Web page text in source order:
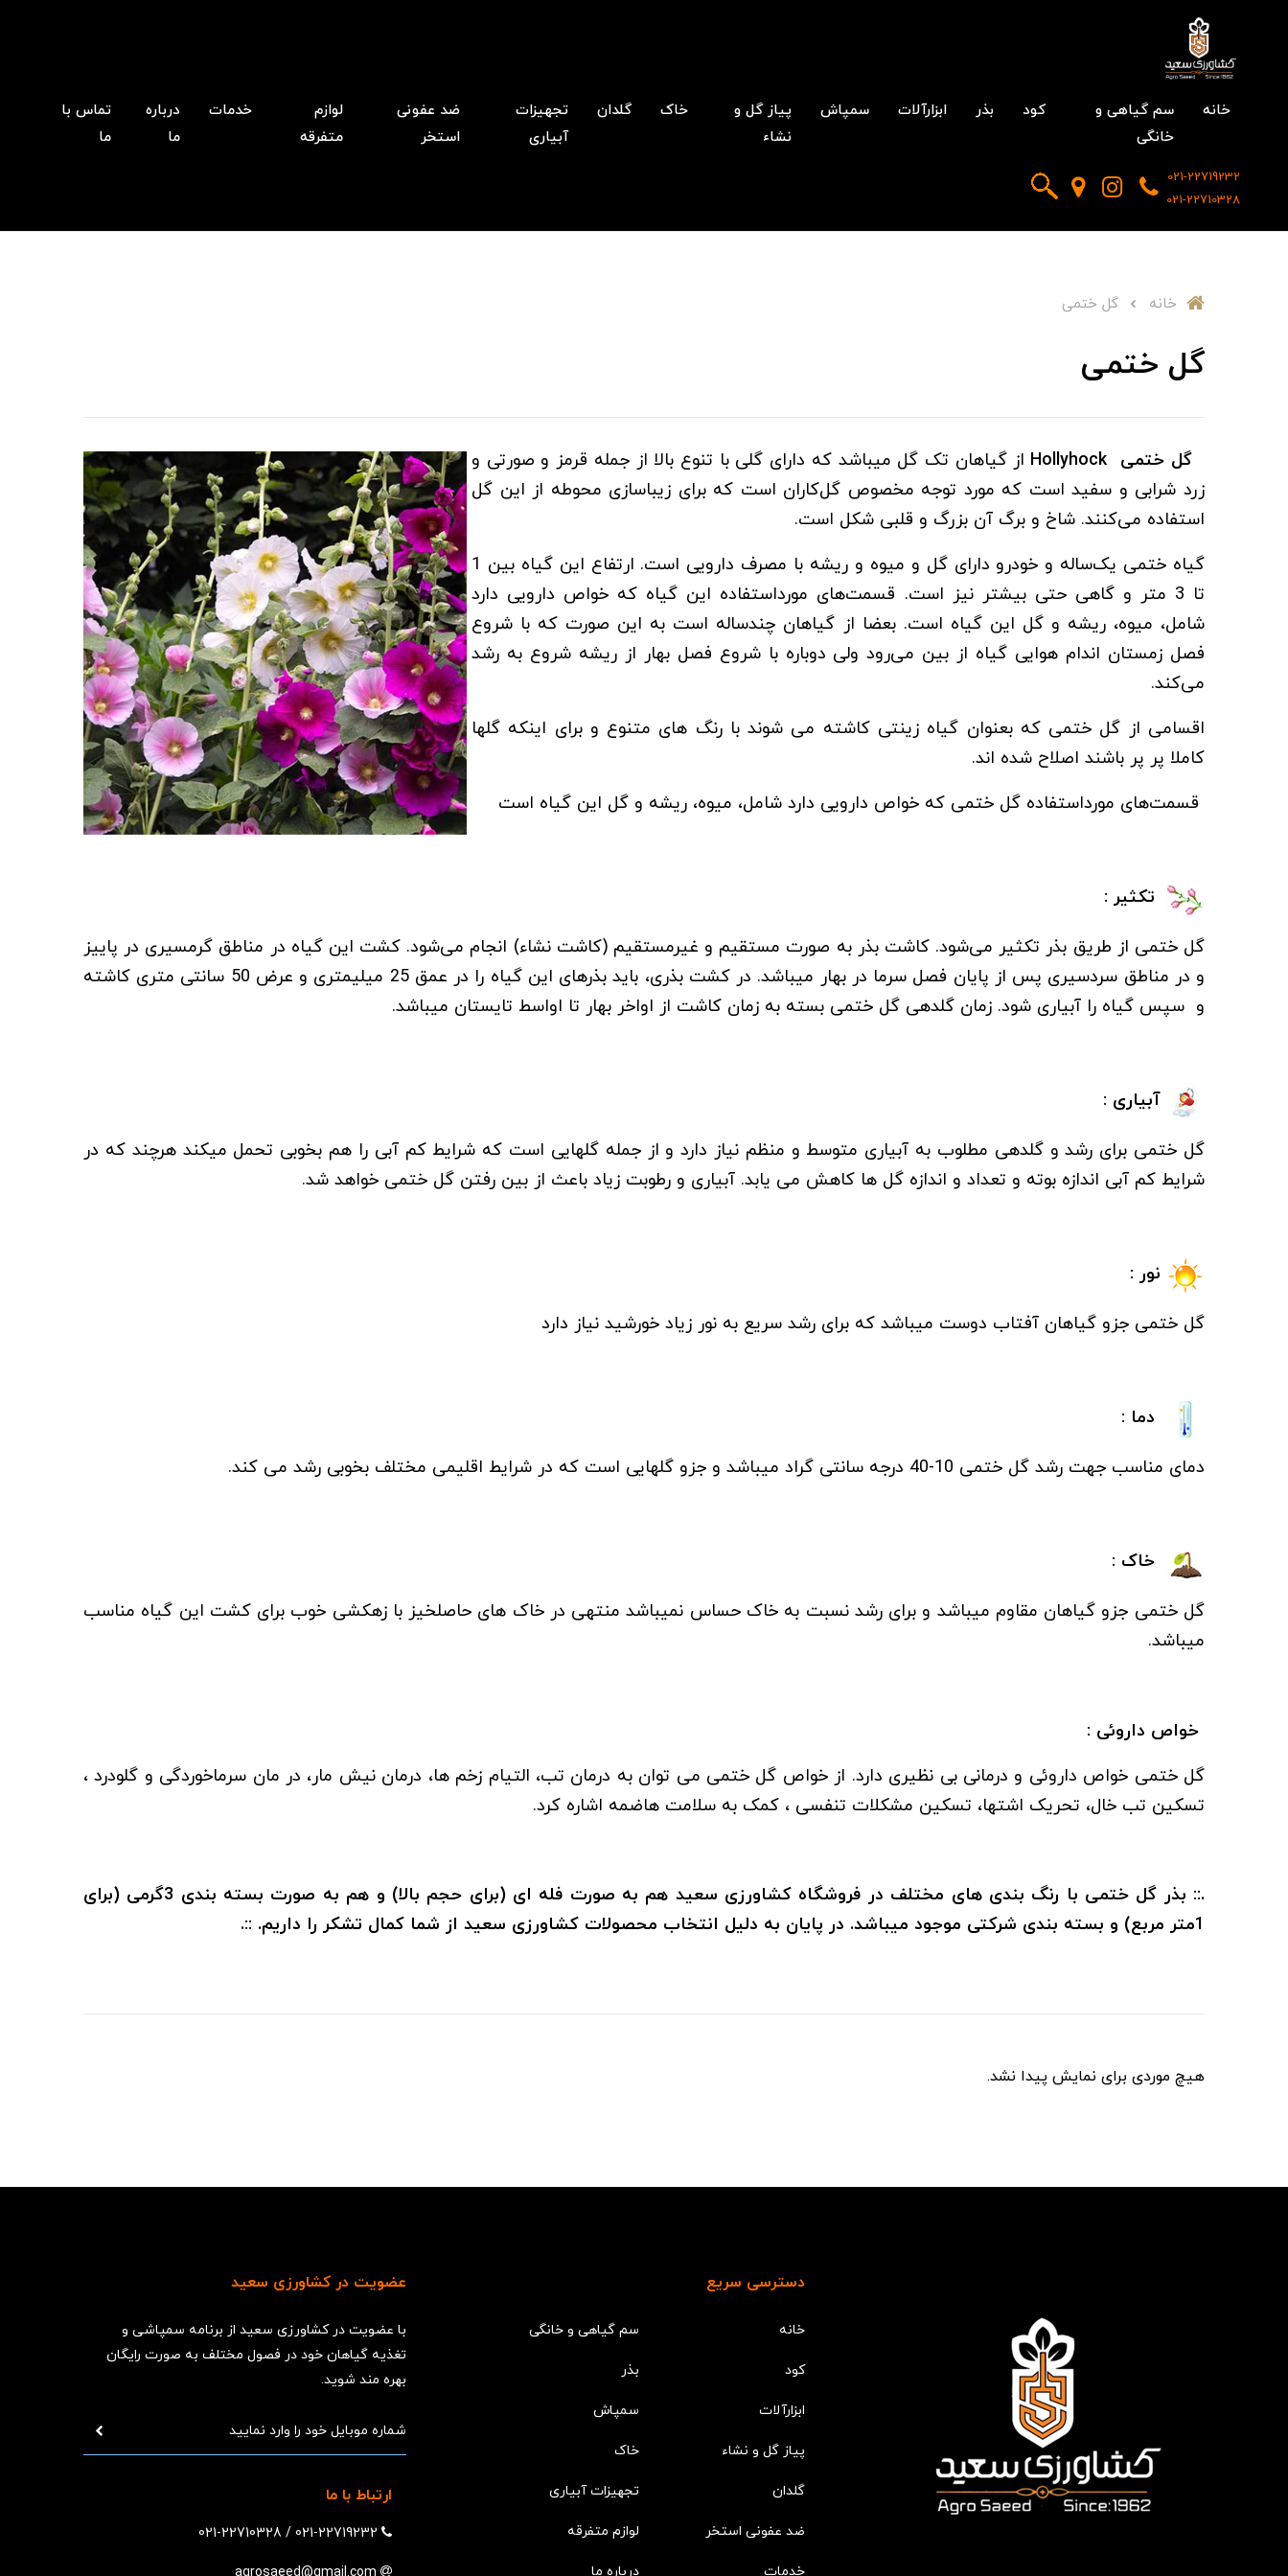
خانه
سم گیاهی و
خانگی
کود بذر ابزارآلات سمپاش
پیاز گل و
نشاء
خاک گلدان
تجهیزات
آبیاری
ضد عفونی
استخر
لوازم
متفرقه
خدمات
درباره
ما
تماس با
ما
021-22719232
021-22710328
خانه گل ختمی
گل ختمی
گل ختمی Hollyhock
از گیاهان تک گل می­باشد که دارای گلی با تنوع بالا از جمله قرمز و صورتی و
زرد شرابی و سفید است که مورد توجه مخصوص گل‌کاران است که برای زیباسازی محوطه از این گل
استفاده می‌کنند. شاخ و برگ آن بزرگ و قلبی شکل است.
گیاه ختمی یک‌ساله و خودرو دارای گل و میوه و ریشه با مصرف دارویی است. ارتفاع این گیاه بین 1
تا 3 متر و گاهی حتی بیشتر نیز است. قسمت‌های مورداستفاده این گیاه که خواص دارویی دارد
شامل، میوه، ریشه و گل این گیاه است. بعضا از گیاهان چندساله است به این صورت که با شروع
فصل زمستان اندام هوایی گیاه از بین می‌رود ولی دوباره با شروع فصل بهار از ریشه شروع به رشد
می‌کند.
اقسامی از گل ختمی که بعنوان گیاه زینتی کاشته می شوند با رنگ های متنوع و برای اینکه گلها
کاملا پر پر باشند اصلاح شده اند.
قسمت‌های مورداستفاده گل ختمی که خواص دارویی دارد شامل، میوه، ریشه و گل این گیاه است
تکثیر :
گل ختمی از طریق بذر تکثیر می‌شود. کاشت بذر به صورت مستقیم و غیرمستقیم (کاشت نشاء) انجام می‌شود. کشت این گیاه در مناطق گرمسیری در پاییز
و در مناطق سردسیری پس از پایان فصل سرما در بهار می­باشد. در کشت بذری، باید بذرهای این گیاه را در عمق 25 میلیمتری و عرض 50 سانتی متری کاشته
و سپس گیاه را آبیاری شود. زمان گلدهی گل ختمی بسته به زمان کاشت از اواخر بهار تا اواسط تایستان می­باشد.
آبیاری :
گل ختمی برای رشد و گلدهی مطلوب به آبیاری متوسط و منظم نیاز دارد و از جمله گلهایی است که شرایط کم آبی را هم بخوبی تحمل میکند هرچند که در
شرایط کم آبی اندازه بوته و تعداد و اندازه گل ها کاهش می یابد. آبیاری و رطوبت زیاد باعث از بین رفتن گل ختمی خواهد شد.
نور :
گل ختمی جزو گیاهان آفتاب دوست می­باشد که برای رشد سریع به نور زیاد خورشید نیاز دارد
دما :
دمای مناسب جهت رشد گل ختمی 10-40 درجه سانتی گراد می­باشد و جزو گلهایی است که در شرایط اقلیمی مختلف بخوبی رشد می کند.
خاک :
گل ختمی جزو گیاهان مقاوم می­باشد و برای رشد نسبت به خاک حساس نمی­باشد منتهی در خاک های حاصلخیز با زهکشی خوب برای کشت این گیاه مناسب
می­باشد.
خواص داروئی :
گل ختمی خواص داروئی و درمانی بی نظیری دارد. از خواص گل ختمی می توان به درمان تب، التیام زخم ها، درمان نیش مار، در مان سرماخوردگی و گلودرد ،
تسکین تب خال، تحریک اشتها، تسکین مشکلات تنفسی ، کمک به سلامت هاضمه اشاره کرد.
.:: بذر گل ختمی با رنگ بندی های مختلف در فروشگاه کشاورزی سعید هم به صورت فله ای (برای حجم بالا) و هم به صورت بسته بندی 3گرمی (برای
1متر مربع) و بسته بندی شرکتی موجود میباشد. در پایان به دلیل انتخاب محصولات کشاورزی سعید از شما کمال تشکر را داریم. ::.
هیچ موردی برای نمایش پیدا نشد.
دسترسی سریع
خانه سم گیاهی و خانگی
کود بذر
ابزارآلات سمپاش
پیاز گل و نشاء خاک
گلدان تجهیزات آبیاری
ضد عفونی استخر لوازم متفرقه
خدمات درباره ما
عضویت در کشاورزی سعید
با عضویت در کشاورزی سعید از برنامه سمپاشی و
تغذیه گیاهان خود در فصول مختلف به صورت رایگان
بهره مند شوید.
ارتباط با ما
021-22719232
/
021-22710328